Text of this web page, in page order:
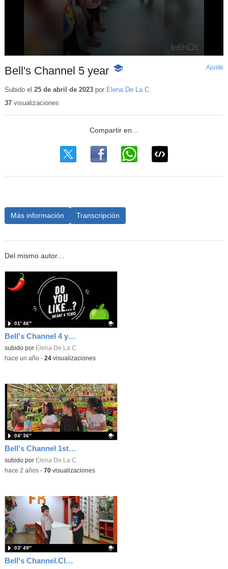
Bell's Channel 5 year -
educativo
Ajuste
Subido el 25 de abril de 2023por Elena De La C.
37visualizaciones
Más información Transcripción
Del mismo autor…
Bell's Channel 4 years
Contenido educativo.
subido por Elena De La C.
01′ 46″
-hace un año- 24visualizaciones
Bell's Channel 1st primary
Contenido educativo.
subido por Elena De La C.
04′ 36″
-hace 2 años- 70visualizaciones
Bell's Channel.Clothes 5 years
03′ 49″